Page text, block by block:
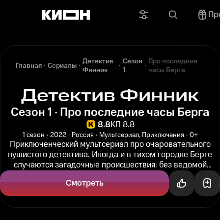
Главная Сериалы Детектив
Финник
Сезон
1
Про последние
часы Берга
Детектив Финник
Сезон 1 · Про последние часы Берга
8.8КП 8.8
1 сезон 2022 Россия Мультсериал, Приключения 0+
Приключенческий мультсериал про очаровательного
пушистого детектива. Иногда и в тихом городке Берге
случаются загадочные происшествия: без ведомой
Смотреть